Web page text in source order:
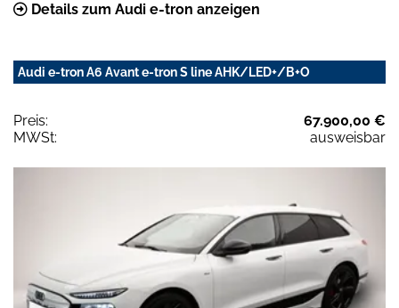
Details zum Audi e-tron anzeigen
Audi e-tron A6 Avant e-tron S line AHK/LED+/B+O
Preis:
67.900,00 €
MWSt:
ausweisbar